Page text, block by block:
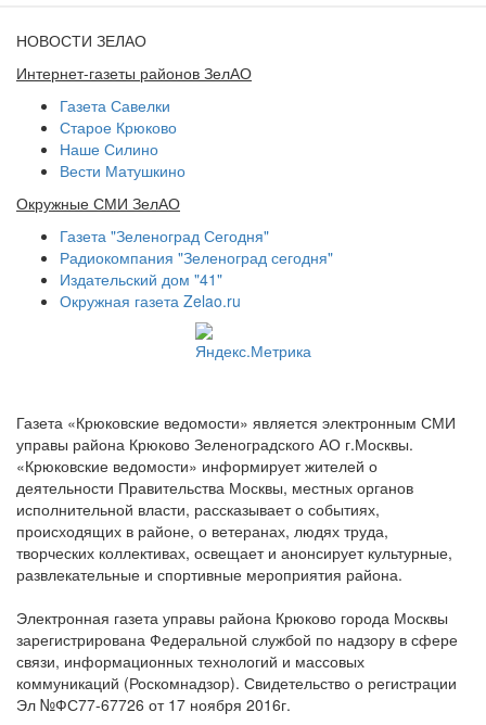
НОВОСТИ ЗЕЛАО
Интернет-газеты районов ЗелАО
Газета Савелки
Старое Крюково
Наше Силино
Вести Матушкино
Окружные СМИ ЗелАО
Газета "Зеленоград Сегодня"
Радиокомпания "Зеленоград сегодня"
Издательский дом "41"
Окружная газета Zelao.ru
Газета «Крюковские ведомости» является электронным СМИ
управы района Крюково Зеленоградского АО г.Москвы.
«Крюковские ведомости» информирует жителей о
деятельности Правительства Москвы, местных органов
исполнительной власти, рассказывает о событиях,
происходящих в районе, о ветеранах, людях труда,
творческих коллективах, освещает и анонсирует культурные,
развлекательные и спортивные мероприятия района.
Электронная газета управы района Крюково города Москвы
зарегистрирована Федеральной службой по надзору в сфере
связи, информационных технологий и массовых
коммуникаций (Роскомнадзор). Свидетельство о регистрации
Эл №ФС77-67726 от 17 ноября 2016г.